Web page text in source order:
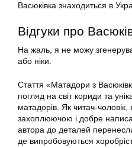
Васюківка знаходиться в
Відгуки про
На жаль, я не можу
або ніки.
Стаття «Матадори з
погляд на світ кориди та
матадорів. Як читач-
захоплюючою і добре
автора до деталей
де випробовуються